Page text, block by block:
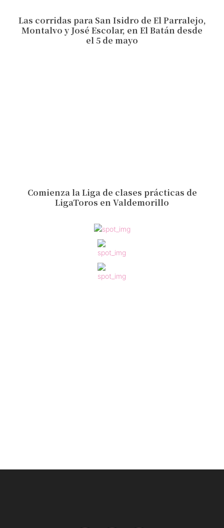
Las corridas para San Isidro de El Parralejo,
Montalvo y José Escolar, en El Batán desde
el 5 de mayo
Comienza la Liga de clases prácticas de
LigaToros en Valdemorillo